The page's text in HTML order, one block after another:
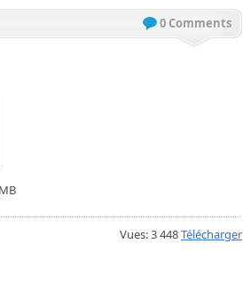
0 Comments
Vues: 3 448Télécharger